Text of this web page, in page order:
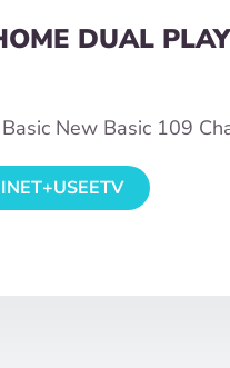
DUAL
New Basic 109